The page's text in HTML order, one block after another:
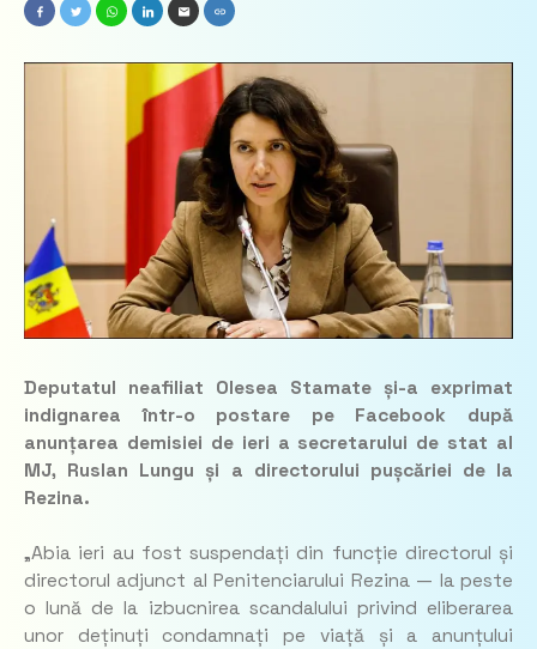
Deputatul neafiliat Olesea Stamate și-a exprimat
indignarea într-o postare pe Facebook după
anunțarea demisiei de ieri a secretarului de stat al
MJ, Ruslan Lungu și a directorului pușcăriei de la
Rezina.
„Abia ieri au fost suspendați din funcție directorul și
directorul adjunct al Penitenciarului Rezina — la peste
o lună de la izbucnirea scandalului privind eliberarea
unor deținuți condamnați pe viață și a anunțului